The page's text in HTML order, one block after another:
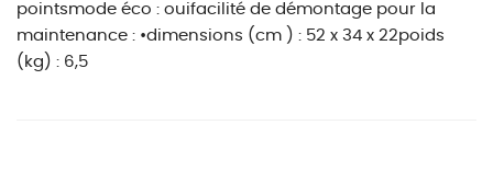
pointsmode éco : ouifacilité de démontage pour la
maintenance : •dimensions (cm ) : 52 x 34 x 22poids
(kg) : 6,5